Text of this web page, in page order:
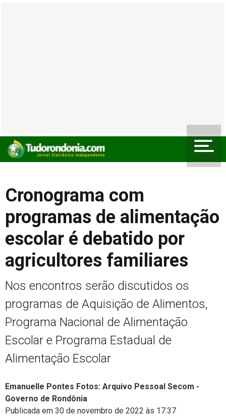
Cronograma com
programas de alimentação
escolar é debatido por
agricultores familiares
Nos encontros serão discutidos os
programas de Aquisição de Alimentos,
Programa Nacional de Alimentação
Escolar e Programa Estadual de
Alimentação Escolar
Emanuelle Pontes Fotos: Arquivo Pessoal Secom -
Governo de Rondônia
Publicada em 30 de novembro de 2022 às 17:37